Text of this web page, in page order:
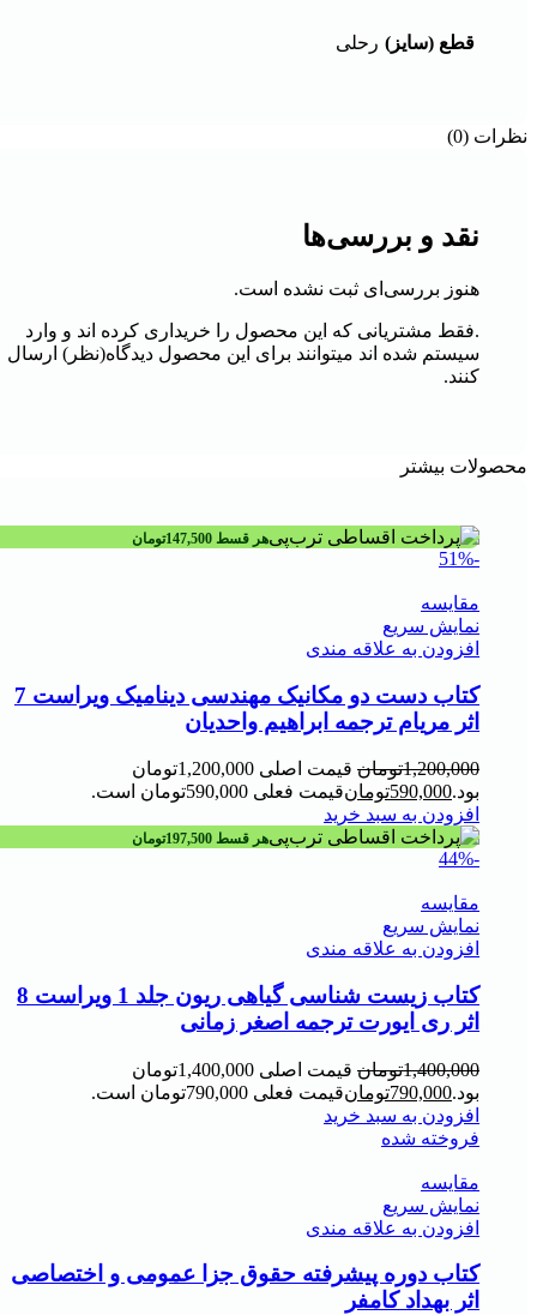
قطع (سایز) رحلی
نظرات (0)
نقد و بررسی‌ها
هنوز بررسی‌ای ثبت نشده است.
.فقط مشتریانی که این محصول را خریداری کرده اند و وارد
سیستم شده اند میتوانند برای این محصول دیدگاه(نظر) ارسال
کنند.
محصولات بیشتر
هر قسط 147,500تومان
-51%
مقايسه
نمایش سریع
افزودن به علاقه مندی
کتاب دست دو مکانیک مهندسی دینامیک ویراست 7
اثر مریام ترجمه ابراهیم واحدیان
1,200,000تومان
قیمت اصلی 1,200,000تومان
بود.590,000تومانقیمت فعلی 590,000تومان است.
افزودن به سبد خرید
هر قسط 197,500تومان
-44%
مقايسه
نمایش سریع
افزودن به علاقه مندی
کتاب زیست شناسی گیاهی ریون جلد 1 ویراست 8
اثر ری ایورت ترجمه اصغر زمانی
1,400,000تومان
قیمت اصلی 1,400,000تومان
بود.790,000تومانقیمت فعلی 790,000تومان است.
افزودن به سبد خرید
فروخته شده
مقايسه
نمایش سریع
افزودن به علاقه مندی
کتاب دوره پیشرفته حقوق جزا عمومی و اختصاصی
اثر بهداد کامفر